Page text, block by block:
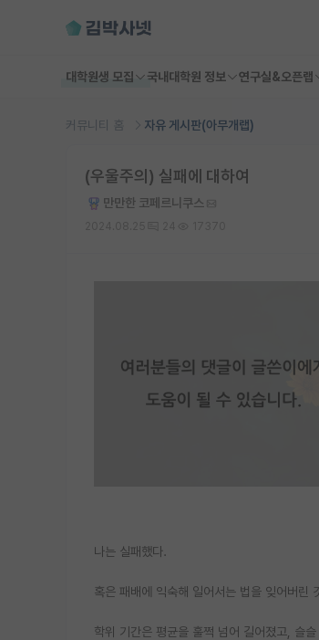
대학원생 모집 국내대학원 정보 연구실&오픈랩
커뮤니티 홈 자유 게시판(아무개랩)
(우울주의) 실패에 대하여
만만한 코페르니쿠스
나는 실패했다.
혹은 패배에 익숙해 일어서는 법을 잊어버린
학위 기간은 평균을 훌쩍 넘어 길어졌고, 슬